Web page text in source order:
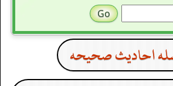
احاديث صحيحه